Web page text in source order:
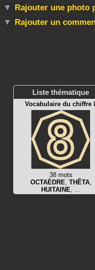
Rajouter une photo
Rajouter un
Liste thématique
Vocabulaire du chiffre
38 mots
OCTAÈDRE THÊTA,
HUITAINE